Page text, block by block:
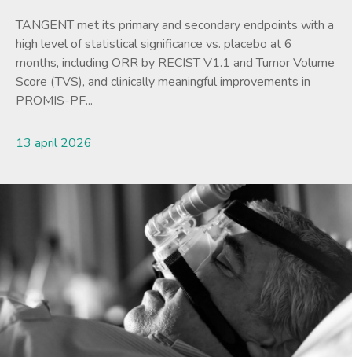
TANGENT met its primary and secondary endpoints with a
high level of statistical significance vs. placebo at 6
months, including ORR by RECIST V1.1 and Tumor Volume
Score (TVS), and clinically meaningful improvements in
PROMIS-PF...
13 april 2026